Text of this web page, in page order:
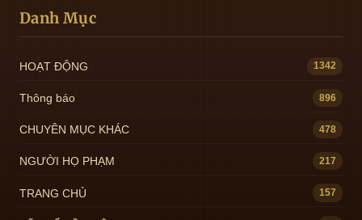
Danh Mục
HOẠT ĐỘNG 1342
Thông báo 896
CHUYÊN MỤC KHÁC 478
NGƯỜI HỌ PHẠM 217
TRANG CHỦ 157